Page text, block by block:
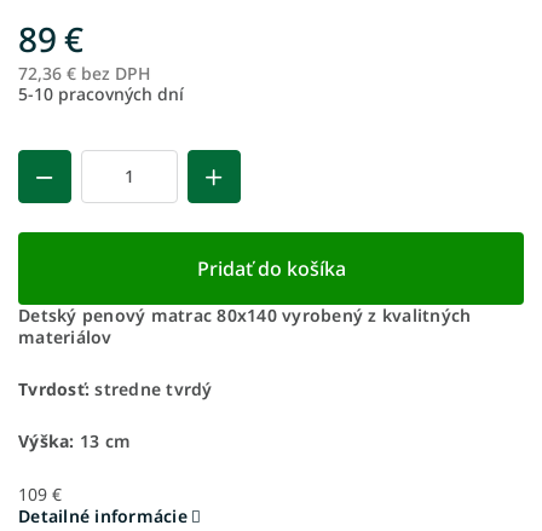
89 €
72,36 € bez DPH
5-10 pracovných dní
Pridať do košíka
Detský penový matrac 80x140 vyrobený z kvalitných
materiálov
Tvrdosť: stredne tvrdý
Výška: 13 cm
109 €
Detailné informácie